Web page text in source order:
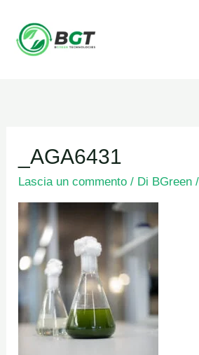
contenuto
_AGA6431
Lascia un commento / Di BGreen/